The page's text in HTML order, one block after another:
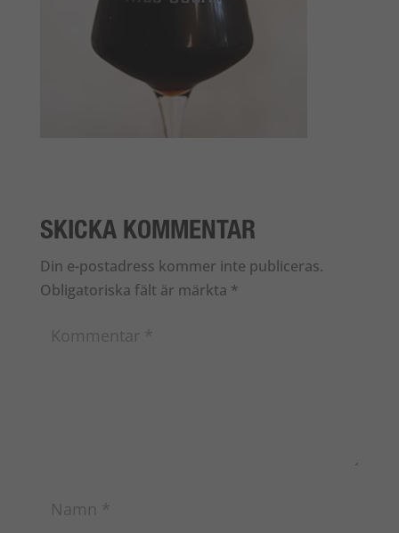
SKICKA KOMMENTAR
Din e-postadress kommer inte publiceras.
Obligatoriska fält är märkta *